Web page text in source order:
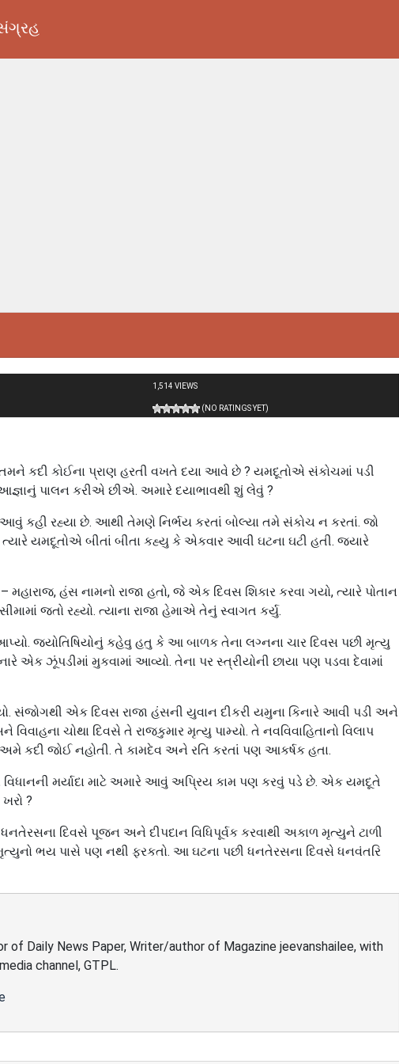
1,514 VIEWS
(NO RATINGS YET)
કદી કોઈના પ્રાણ હરતી વખતે દયા આવે છે ? યમદૂતોએ સંકોચમાં પડી
પાલન કરીએ છીએ. અમારે દયાભાવથી શું લેવું ?
કહી રહ્યા છે. આથી તેમણે નિર્ભય કરતાં બોલ્યા તમે સંકોચ ન કરતાં. જો
યમદૂતોએ બીતાં બીતા કહ્યુ કે એકવાર આવી ઘટના ઘટી હતી. જ્યારે
હંસ નામનો રાજા હતો, જે એક દિવસ શિકાર કરવા ગયો, ત્યારે પોતાન
જતો રહ્યો. ત્યાના રાજા હેમાએ તેનું સ્વાગત કર્યુ.
જ્યોતિષિયોનું કહેવુ હતુ કે આ બાળક તેના લગ્નના ચાર દિવસ પછી મૃત્યુ
એક ઝૂંપડીમાં મુકવામાં આવ્યો. તેના પર સ્ત્રીયોની છાયા પણ પડવા દેવામાં
સંજોગથી એક દિવસ રાજા હંસની યુવાન દીકરી યમુના કિનારે આવી પડી અને
ચોથા દિવસે તે રાજકુમાર મૃત્યુ પામ્યો. તે નવવિવાહિતાનો વિલાપ
કદી જોઈ નહોતી. તે કામદેવ અને રતિ કરતાં પણ આકર્ષક હતા.
વિધાનની મર્યાદા માટે અમારે આવું અપ્રિય કામ પણ કરવું પડે છે. એક યમદૂતે
?
દિવસે પૂજન અને દીપદાન વિધિપૂર્વક કરવાથી અકાળ મૃત્યુને ટાળી
ભય પાસે પણ નથી ફરકતો. આ ઘટના પછી ધનતેરસના દિવસે ધનવંતરિ
of Daily News Paper, Writer/author of Magazine jeevanshailee, with
channel, GTPL.